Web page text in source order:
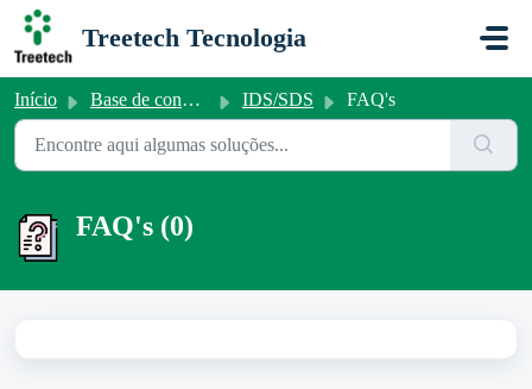
Ir para o conteúdo principal
Treetech Tecnologia
Início Base de conhecimento IDS/SDS FAQ's
FAQ's (0)